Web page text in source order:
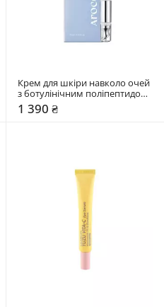
Крем для шкіри навколо очей
з ботулінічним поліпептидом
Arocell 15 мл
1 390 ₴